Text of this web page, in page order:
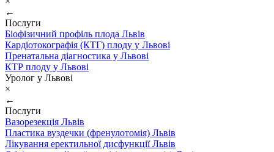
←
Послуги
Біофізичний профіль плода Львів
Кардіотокографія (КТГ) плоду у Львові
Пренатальна діагностика у Львові
КТР плоду у Львові
Уролог у Львові
×
←
Послуги
Вазорезекція Львів
Пластика вуздечки (френулотомія) Львів
Лікування еректильної дисфункції Львів